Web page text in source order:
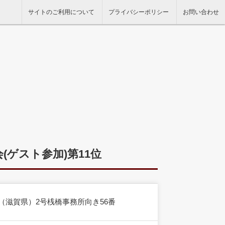
サイトのご利用について プライバシーポリシー お問い合わせ
ゲスト参加)第11位
滋賀県）2号桟橋事務所向き56番